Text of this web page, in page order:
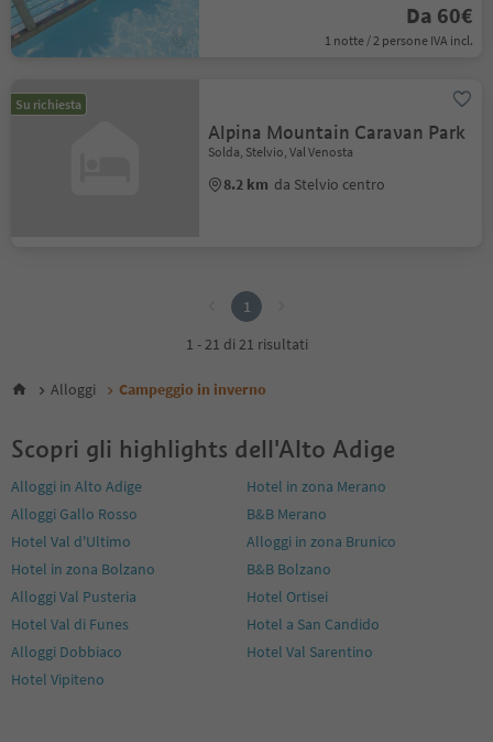
Da 60€
1 notte / 2 persone IVA incl.
Su richiesta
Alpina Mountain Caravan Park
Solda, Stelvio, Val Venosta
8.2 km da Stelvio centro
1
1 - 21 di 21 risultati
Alloggi Campeggio in inverno
Scopri gli highlights dell'Alto Adige
Alloggi in Alto Adige
Hotel in zona Merano
Alloggi Gallo Rosso
B&B Merano
Hotel Val d'Ultimo
Alloggi in zona Brunico
Hotel in zona Bolzano
B&B Bolzano
Alloggi Val Pusteria
Hotel Ortisei
Hotel Val di Funes
Hotel a San Candido
Alloggi Dobbiaco
Hotel Val Sarentino
Hotel Vipiteno